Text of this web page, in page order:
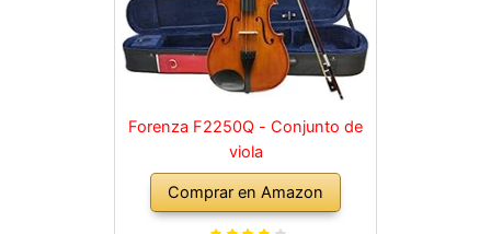
Forenza F2250Q - Conjunto de
viola
Comprar en Amazon